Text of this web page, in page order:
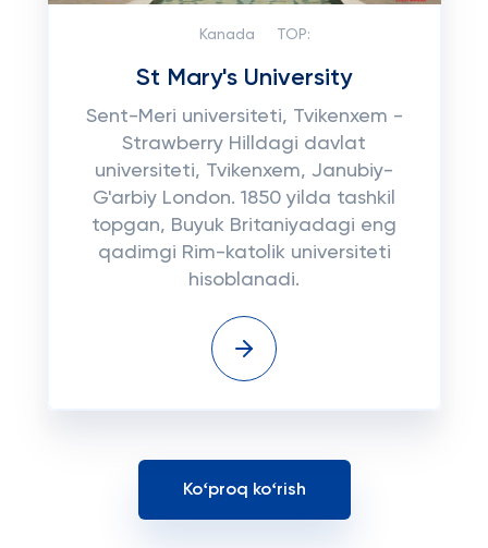
Kanada TOP:
St Mary's University
Sent-Meri universiteti, Tvikenxem -
Strawberry Hilldagi davlat
universiteti, Tvikenxem, Janubiy-
G'arbiy London. 1850 yilda tashkil
topgan, Buyuk Britaniyadagi eng
qadimgi Rim-katolik universiteti
hisoblanadi.
Koʻproq koʻrish